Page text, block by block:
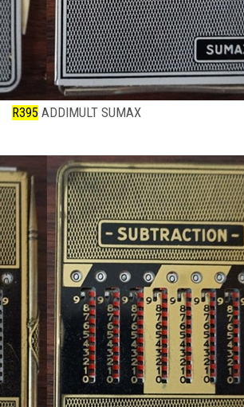
R395 ADDIMULT SUMAX